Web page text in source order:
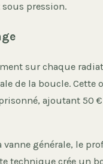
pression.
sur chaque
de la boucle. Cette
ajoutant 50
générale, le
technique crée un